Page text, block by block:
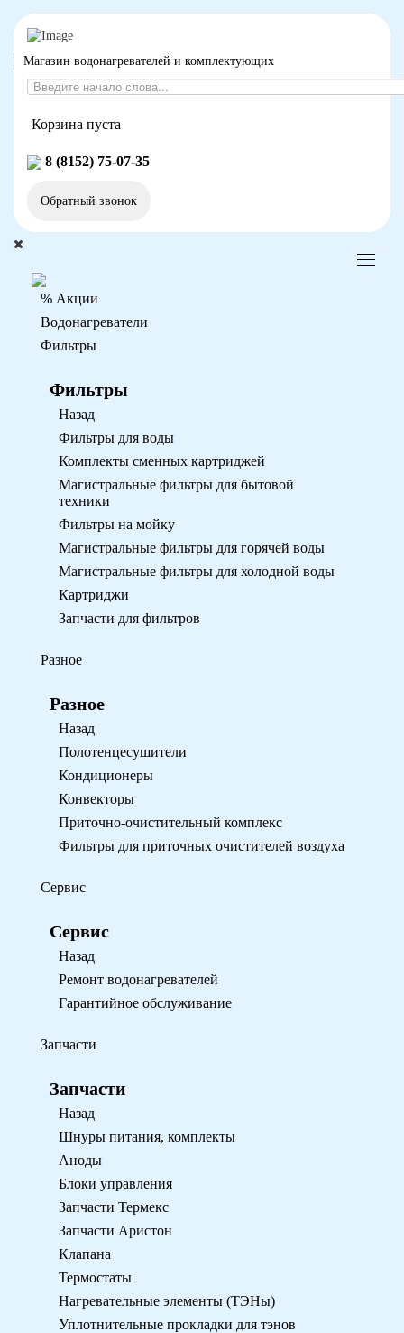
Магазин водонагревателей и комплектующих
Корзина пуста
8 (8152) 75-07-35
Обратный звонок
% Акции
Водонагреватели
Фильтры
Фильтры
Назад
Фильтры для воды
Комплекты сменных картриджей
Магистральные фильтры для бытовой
техники
Фильтры на мойку
Магистральные фильтры для горячей воды
Магистральные фильтры для холодной воды
Картриджи
Запчасти для фильтров
Разное
Разное
Назад
Полотенцесушители
Кондиционеры
Конвекторы
Приточно-очистительный комплекс
Фильтры для приточных очистителей воздуха
Сервис
Сервис
Назад
Ремонт водонагревателей
Гарантийное обслуживание
Запчасти
Запчасти
Назад
Шнуры питания, комплекты
Аноды
Блоки управления
Запчасти Термекс
Запчасти Аристон
Клапана
Термостаты
Нагревательные элементы (ТЭНы)
Уплотнительные прокладки для тэнов